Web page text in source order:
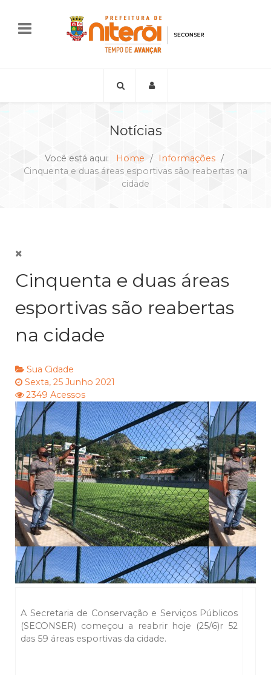
Notícias
Você está aqui: Home
Informações
Cinquenta e duas áreas esportivas são reabertas na
cidade
Cinquenta e duas áreas
esportivas são reabertas
na cidade
Sua Cidade
Sexta, 25 Junho 2021
2349 Acessos
A Secretaria de Conservação e Serviços Públicos
(SECONSER) começou a reabrir hoje (25/6)r 52
das 59 áreas esportivas da cidade.